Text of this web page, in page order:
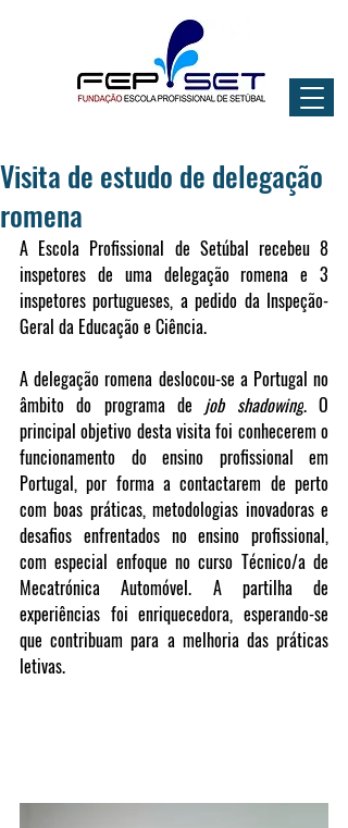
Visita de estudo de delegação
romena
A Escola Profissional de Setúbal recebeu 8
inspetores de uma delegação romena e 3
inspetores portugueses, a pedido da Inspeção-
Geral da Educação e Ciência.
A delegação romena deslocou-se a Portugal no
âmbito do programa de job shadowing. O
principal objetivo desta visita foi conhecerem o
funcionamento do ensino profissional em
Portugal, por forma a contactarem de perto
com boas práticas, metodologias inovadoras e
desafios enfrentados no ensino profissional,
com especial enfoque no curso Técnico/a de
Mecatrónica Automóvel. A partilha de
experiências foi enriquecedora, esperando-se
que contribuam para a melhoria das práticas
letivas.